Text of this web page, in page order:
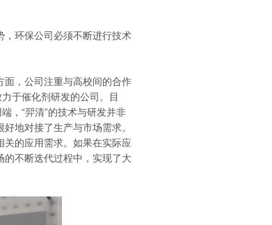
，环保公司必须不断进行技术
面，公司注重与高校间的合作
于催化剂研发的公司。目
，“羿清”的技术与研发并非
地对接了生产与市场需求。
的应用需求。如果在实际应
的不断迭代过程中，实现了大